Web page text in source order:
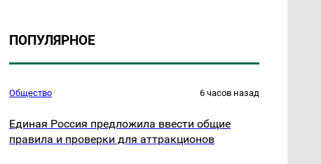
ПОПУЛЯРНОЕ
Общество 6 часов назад
Единая Россия предложила ввести общие
правила и проверки для аттракционов